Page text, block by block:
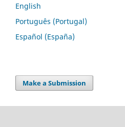
English
Português (Portugal)
Español (España)
Make a Submission